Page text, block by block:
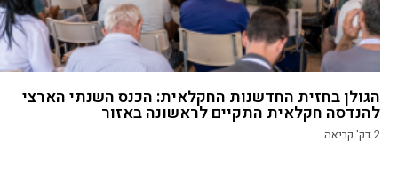
הגולן בחזית החדשנות החקלאית: הכנס השנתי הארצי
להנדסה חקלאית התקיים לראשונה באזור
2דק' קריאה